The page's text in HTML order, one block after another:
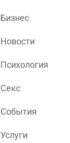
Бизнес
Новости
Психология
Секс
События
Услуги